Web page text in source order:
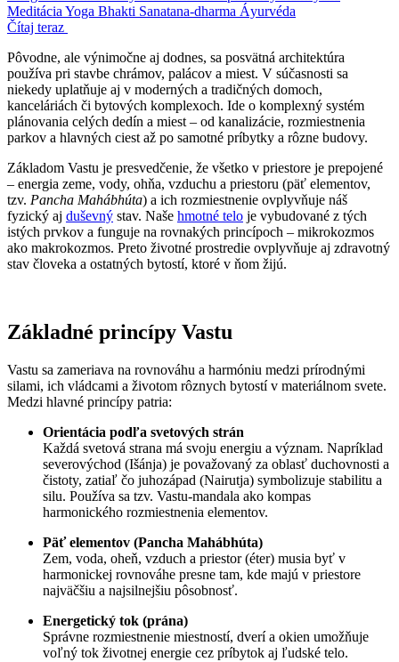
Meditácia Yoga Bhakti Sanatana-dharma Áyurvéda
Čítaj teraz
Pôvodne, ale výnimočne aj dodnes, sa posvätná architektúra
používa pri stavbe chrámov, palácov a miest. V súčasnosti sa
niekedy uplatňuje aj v moderných a tradičných domoch,
kanceláriách či bytových komplexoch. Ide o komplexný systém
plánovania celých dedín a miest – od kanalizácie, rozmiestnenia
parkov a hlavných ciest až po samotné príbytky a rôzne budovy.
Základom Vastu je presvedčenie, že všetko v priestore je prepojené
– energia zeme, vody, ohňa, vzduchu a priestoru (päť elementov,
tzv. Pancha Mahábhúta) a ich rozmiestnenie ovplyvňuje náš
fyzický aj duševný stav. Naše hmotné telo je vybudované z tých
istých prvkov a funguje na rovnakých princípoch – mikrokozmos
ako makrokozmos. Preto životné prostredie ovplyvňuje aj zdravotný
stav človeka a ostatných bytostí, ktoré v ňom žijú.
Základné princípy Vastu
Vastu sa zameriava na rovnováhu a harmóniu medzi prírodnými
silami, ich vládcami a životom rôznych bytostí v materiálnom svete.
Medzi hlavné princípy patria:
Orientácia podľa svetových strán
Každá svetová strana má svoju energiu a význam. Napríklad
severovýchod (Išánja) je považovaný za oblasť duchovnosti a
čistoty, zatiaľ čo juhozápad (Nairutja) symbolizuje stabilitu a
silu. Používa sa tzv. Vastu-mandala ako kompas
harmonického rozmiestnenia elementov.
Päť elementov (Pancha Mahábhúta)
Zem, voda, oheň, vzduch a priestor (éter) musia byť v
harmonickej rovnováhe presne tam, kde majú v priestore
najväčšiu a najsilnejšiu pôsobnosť.
Energetický tok (prána)
Správne rozmiestnenie miestností, dverí a okien umožňuje
voľný tok životnej energie cez príbytok aj ľudské telo.